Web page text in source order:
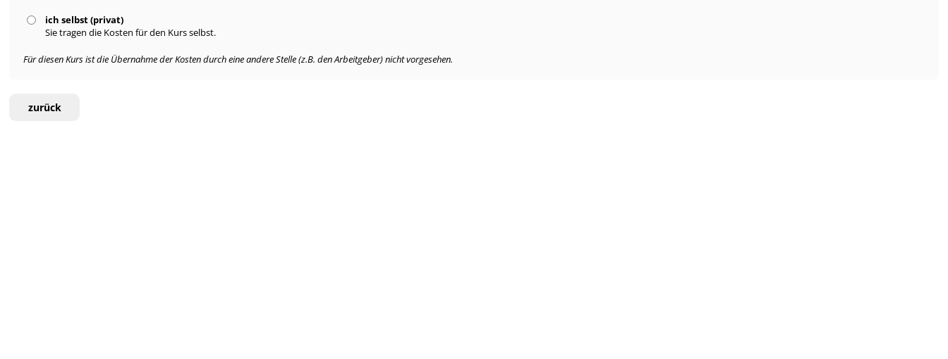
ich selbst (privat)
Sie tragen die Kosten für den Kurs selbst.
Für diesen Kurs ist die Übernahme der Kosten durch eine andere Stelle (z.B. den Arbeitgeber) nicht vorgesehen.
zurück